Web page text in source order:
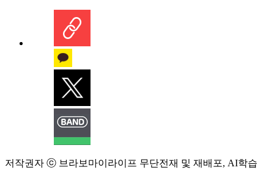
저작권자 ⓒ 브라보마이라이프 무단전재 및 재배포, AI학습